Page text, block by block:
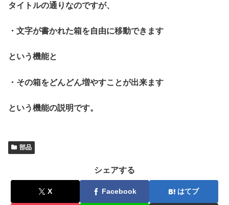
タイトルの通りなのですが、
・文字が書かれた箱を自由に移動できます
という機能と
・その箱をどんどん増やすことが出来ます
という機能の説明です。
部品
シェアする
X Facebook はてブ